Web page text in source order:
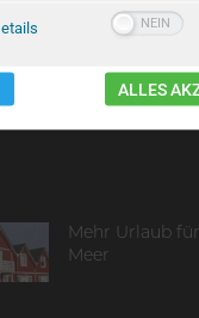
Mehr Urlaub
Meer
ALLES